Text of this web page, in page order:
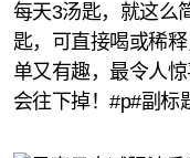
每天3汤匙，就这么
匙，可直接喝或稀
单又有趣，最令人
会往下掉！#p#副标